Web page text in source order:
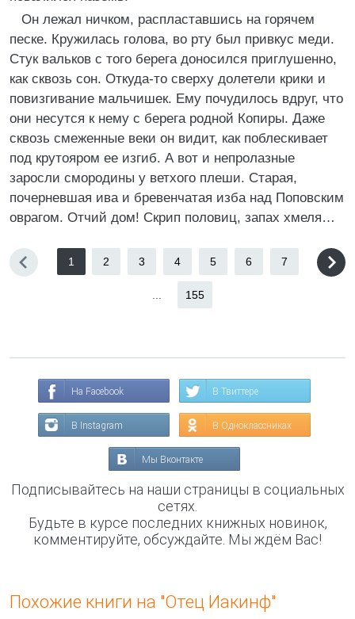
Он лежал ничком, распластавшись на горячем
песке. Кружилась голова, во рту был привкус меди.
Стук вальков с того берега доносился приглушенно,
как сквозь сон. Откуда-то сверху долетели крики и
повизгивание мальчишек. Ему почудилось вдруг, что
они несутся к нему с берега родной Копиры. Даже
сквозь смеженные веки он видит, как поблескивает
под крутояром ее изгиб. А вот и непролазные
заросли смородины у ветхого плеши. Старая,
почерневшая ива и бревенчатая изба над Поповским
оврагом. Отчий дом! Скрип половиц, запах хмеля…
1 2 3 4 5 6 7
155
На Facebook В Твиттере
В Instagram В Одноклассниках
Мы Вконтакте
Подписывайтесь на наши страницы в социальных
сетях.
Будьте в курсе последних книжных новинок,
комментируйте, обсуждайте. Мы ждём Вас!
Похожие книги на "Отец Иакинф"